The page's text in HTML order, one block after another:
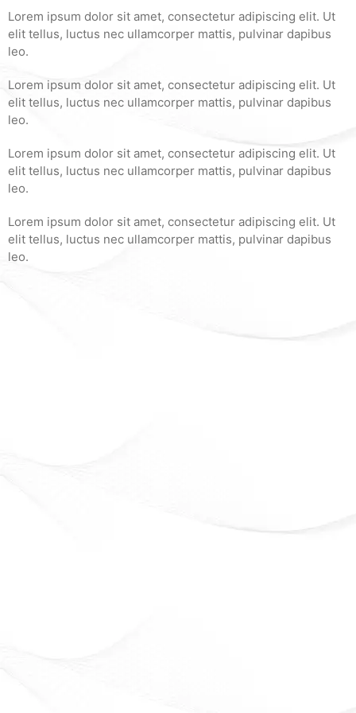
Lorem ipsum dolor sit amet, consectetur adipiscing elit. Ut
elit tellus, luctus nec ullamcorper mattis, pulvinar dapibus
leo.
Lorem ipsum dolor sit amet, consectetur adipiscing elit. Ut
elit tellus, luctus nec ullamcorper mattis, pulvinar dapibus
leo.
Lorem ipsum dolor sit amet, consectetur adipiscing elit. Ut
elit tellus, luctus nec ullamcorper mattis, pulvinar dapibus
leo.
Lorem ipsum dolor sit amet, consectetur adipiscing elit. Ut
elit tellus, luctus nec ullamcorper mattis, pulvinar dapibus
leo.